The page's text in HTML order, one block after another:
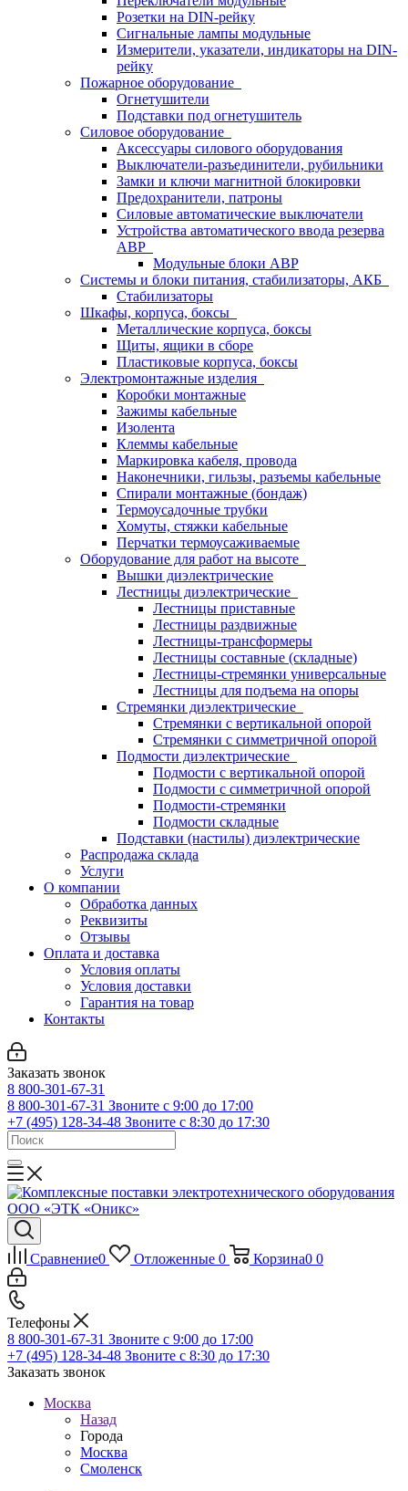
Розетки на DIN-рейку
Сигнальные лампы модульные
Измерители, указатели, индикаторы на DIN-
рейку
Пожарное оборудование
Огнетушители
Подставки под огнетушитель
Силовое оборудование
Аксессуары силового оборудования
Выключатели-разъединители, рубильники
Замки и ключи магнитной блокировки
Предохранители, патроны
Силовые автоматические выключатели
Устройства автоматического ввода резерва
АВР
Модульные блоки АВР
Системы и блоки питания, стабилизаторы, АКБ
Стабилизаторы
Шкафы, корпуса, боксы
Металлические корпуса, боксы
Щиты, ящики в сборе
Пластиковые корпуса, боксы
Электромонтажные изделия
Коробки монтажные
Зажимы кабельные
Изолента
Клеммы кабельные
Маркировка кабеля, провода
Наконечники, гильзы, разъемы кабельные
Спирали монтажные (бондаж)
Термоусадочные трубки
Хомуты, стяжки кабельные
Перчатки термоусаживаемые
Оборудование для работ на высоте
Вышки диэлектрические
Лестницы диэлектрические
Лестницы приставные
Лестницы раздвижные
Лестницы-трансформеры
Лестницы составные (складные)
Лестницы-стремянки универсальные
Лестницы для подъема на опоры
Стремянки диэлектрические
Стремянки с вертикальной опорой
Стремянки с симметричной опорой
Подмости диэлектрические
Подмости с вертикальной опорой
Подмости с симметричной опорой
Подмости-стремянки
Подмости складные
Подставки (настилы) диэлектрические
Распродажа склада
Услуги
О компании
Обработка данных
Реквизиты
Отзывы
Оплата и доставка
Условия оплаты
Условия доставки
Гарантия на товар
Контакты
Заказать звонок
8 800-301-67-31
8 800-301-67-31 Звоните с 9:00 до 17:00
+7 (495) 128-34-48 Звоните с 8:30 до 17:30
Сравнение0 Отложенные 0 Корзина0 0
Телефоны
8 800-301-67-31 Звоните с 9:00 до 17:00
+7 (495) 128-34-48 Звоните с 8:30 до 17:30
Заказать звонок
Москва
Назад
Города
Москва
Смоленск